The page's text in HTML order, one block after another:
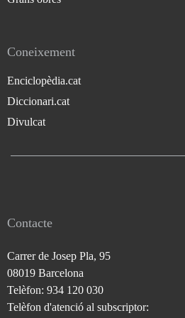
Coneixement
Enciclopèdia.cat
Diccionari.cat
Divulcat
Contacte
Carrer de Josep Pla, 95
08019 Barcelona
Telèfon: 934 120 030
Telèfon d'atenció al subscriptor: